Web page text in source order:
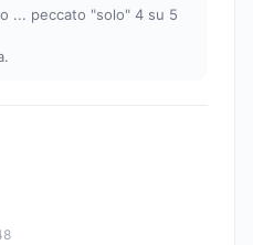
... peccato "solo" 4 su 5